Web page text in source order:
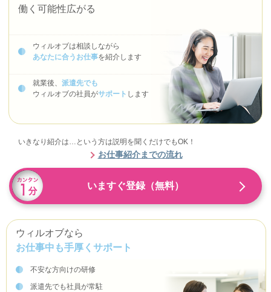
働く可能性広がる
ウィルオブは相談しながら
あなたに合うお仕事を紹介します
就業後、 派遣先でも
ウィルオブの社員がサポート します
いきなり紹介は…という方は説明を聞くだけでもOK！
お仕事紹介までの流れ
いますぐ登録（無料）
ウィルオブなら
お仕事中も手厚くサポート
不安な方向けの研修
派遣先でも社員が常駐